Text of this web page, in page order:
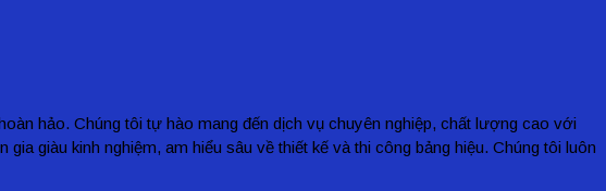
hảo. Chúng tôi tự hào mang đến dịch vụ chuyên nghiệp, chất lượng cao với
giàu kinh nghiệm, am hiểu sâu về thiết kế và thi công bảng hiệu. Chúng tôi luôn